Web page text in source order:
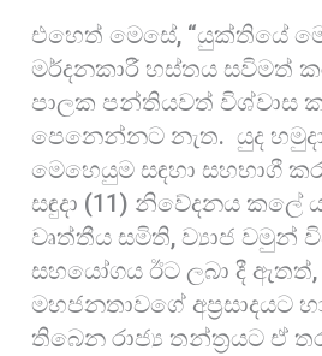
එහෙත් මෙසේ, “යුක්තියේ
මර්දනකාරී හස්තය සවිමත්
පාලක පන්තියවත් විශ්වාස
පෙනෙන්නට නැත. යුද
මෙහෙයුම සඳහා සහභාගී
සඳුදා (11) නිවේදනය කලේ
වෘත්තීය සමිති, ව්‍යාජ වමුන්
සහයෝගය ඊට ලබා දී
මහජනතාවගේ අප්‍රසාදයට
තිබෙන රාජ්‍ය තන්ත්‍රයට ඒ